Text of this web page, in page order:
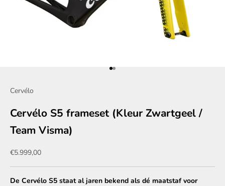
Naar artikel 1
Naar artikel 2
Cervélo
Cervélo S5 frameset (Kleur Zwartgeel /
Team Visma)
Aanbiedingsprijs
€5.999,00
De Cervélo S5 staat al jaren bekend als dé maatstaf voor